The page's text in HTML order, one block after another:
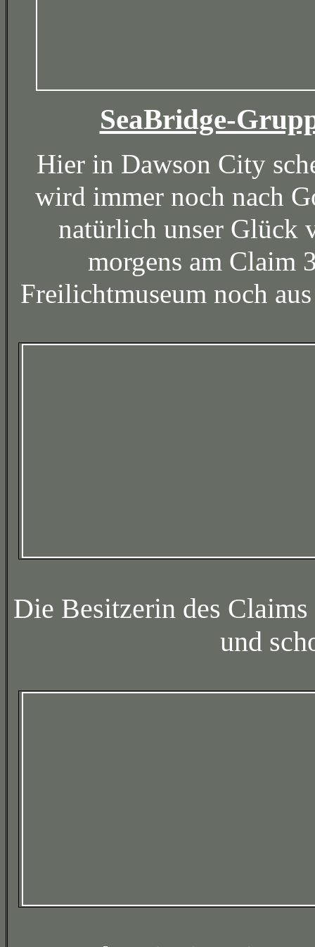
SeaBridge-
Hier in Dawson City
wird immer noch nach
natürlich unser Glück
morgens am Claim
Freilichtmuseum noch
Die Besitzerin des
und